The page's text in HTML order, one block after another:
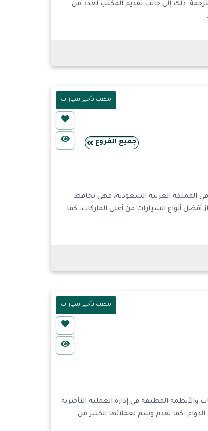
ذلك إلى جانب تقديم المكتب لعدد من
مكتب تأجير سيارات
جميع الفروع
المملكة العربية السعودية، فهي تحافظ
أنواع السيارات من أعلى الماركات، كما
مكتب تأجير سيارات
المطبقة في إدارة العملية التأجيرية
كما تقدم وسم لعملائها الكثير من